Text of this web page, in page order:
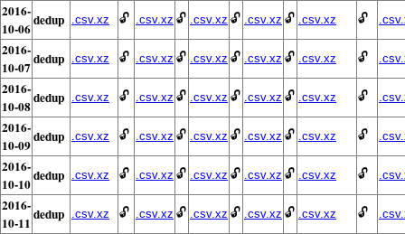
2016-
10-06dedup .csv.xz 🔓 .csv.xz 🔓 .csv.xz 🔓 .csv.xz 🔓 .csv.xz 🔓
2016-
10-07dedup .csv.xz 🔓 .csv.xz 🔓 .csv.xz 🔓 .csv.xz 🔓 .csv.xz 🔓
2016-
10-08dedup .csv.xz 🔓 .csv.xz 🔓 .csv.xz 🔓 .csv.xz 🔓 .csv.xz 🔓
2016-
10-09dedup .csv.xz 🔓 .csv.xz 🔓 .csv.xz 🔓 .csv.xz 🔓 .csv.xz 🔓
2016-
10-10dedup .csv.xz 🔓 .csv.xz 🔓 .csv.xz 🔓 .csv.xz 🔓 .csv.xz 🔓
2016-
10-11 dedup .csv.xz 🔓 .csv.xz 🔓 .csv.xz 🔓 .csv.xz 🔓 .csv.xz 🔓